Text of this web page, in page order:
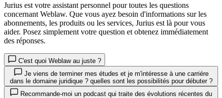
Jurius est votre assistant personnel pour toutes les questions
concernant Weblaw. Que vous ayez besoin d'informations sur les
abonnements, les produits ou les services, Jurius est là pour vous
aider. Posez simplement votre question et obtenez immédiatement
des réponses.
C'est quoi Weblaw au juste ?
Je viens de terminer mes études et je m'intéresse à une carriére
dans le domaine juridique ? quelles sont les possibilités pour débuter ?